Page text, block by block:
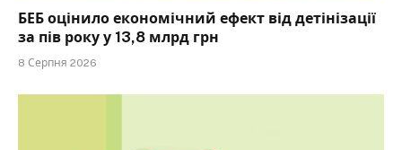
БЕБ оцінило економічний ефект від детінізації
за пів року у 13,8 млрд грн
8 Серпня 2026